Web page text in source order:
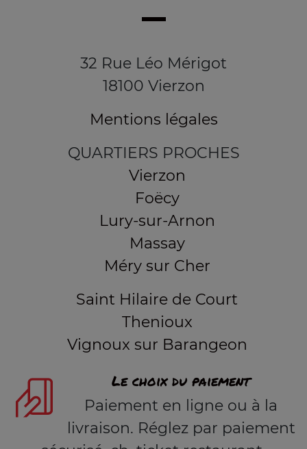
32 Rue Léo Mérigot
18100 Vierzon
Mentions légales
QUARTIERS PROCHES
Vierzon
Foëcy
Lury-sur-Arnon
Massay
Méry sur Cher
Saint Hilaire de Court
Thenioux
Vignoux sur Barangeon
Le choix du paiement
Paiement en ligne ou à la
livraison. Réglez par paiement